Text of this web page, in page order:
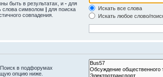
быть в результатах, и - для
слова символом | для поиска
совпадения.
Искать все слова
Искать любое слово/
в подфорумах
опцию ниже.